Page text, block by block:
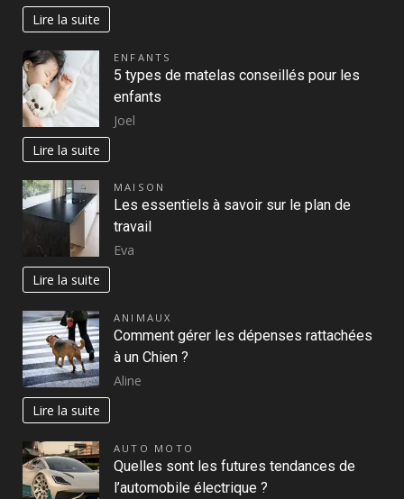
Lire la suite
ENFANTS
5 types de matelas conseillés pour les
enfants
Joel
Lire la suite
MAISON
Les essentiels à savoir sur le plan de
travail
Eva
Lire la suite
ANIMAUX
Comment gérer les dépenses rattachées
à un Chien ?
Aline
Lire la suite
AUTO MOTO
Quelles sont les futures tendances de
l’automobile électrique ?